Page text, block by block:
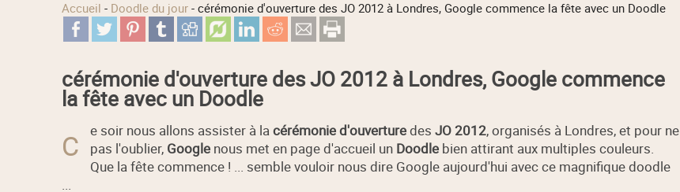
Accueil - Doodle du jour- cérémonie d'ouverture des JO 2012 à Londres, Google commence la fête avec un Doodle
cérémonie d'ouverture des JO 2012 à Londres, Google commence
la fête avec un Doodle
C e soir nous allons assister à la cérémonie d'ouverturedes JO 2012, organisés à Londres, et pour ne
pas l'oublier, Googlenous met en page d'accueil un Doodlebien attirant aux multiples couleurs.
Que la fête commence ! ... semble vouloir nous dire Google aujourd'hui avec ce magnifique doodle